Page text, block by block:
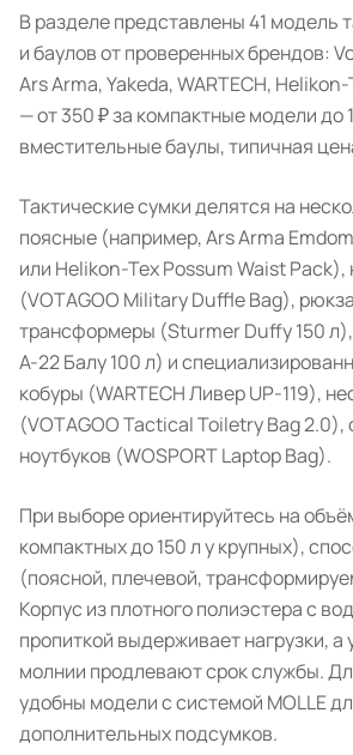
В разделе представлены 41 модель
и баулов от проверенных брендов:
Ars Arma, Yakeda, WARTECH,
— от 350 ₽ за компактные модели до
вместительные баулы, типичная
Тактические сумки делятся на
поясные (например, Ars Arma
или Helikon-Tex Possum Waist
(VOTAGOO Military Duffle Bag),
трансформеры (Sturmer Duffy 150
A-22 Балу 100 л) и
кобуры (WARTECH Ливер UP-119),
(VOTAGOO Tactical Toiletry Bag 2.0),
ноутбуков (WOSPORT Laptop Bag).
При выборе ориентируйтесь на
компактных до 150 л у крупных),
(поясной, плечевой,
Корпус из плотного полиэстера с
пропиткой выдерживает нагрузки,
молнии продлевают срок службы.
удобны модели с системой MOLLE
дополнительных подсумков.